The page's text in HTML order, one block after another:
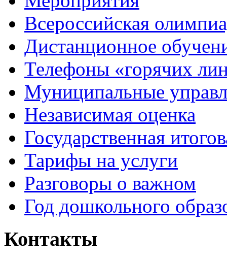
Всероссийская
Дистанционное
Телефоны «горячих
Муниципальные
Независимая оценка
Государственная
Тарифы на услуги
Разговоры о важном
Год дошкольного
Контакты